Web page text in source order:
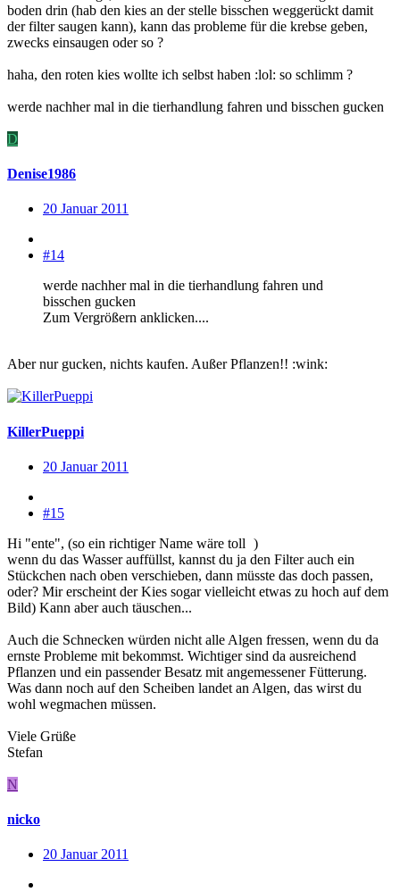
boden drin (hab den kies an der stelle bisschen weggerückt damit
der filter saugen kann), kann das probleme für die krebse geben,
zwecks einsaugen oder so ?
haha, den roten kies wollte ich selbst haben :lol: so schlimm ?
werde nachher mal in die tierhandlung fahren und bisschen gucken
D
Denise1986
20 Januar 2011
#14
werde nachher mal in die tierhandlung fahren und
bisschen gucken
Zum Vergrößern anklicken....
Aber nur gucken, nichts kaufen. Außer Pflanzen!! :wink:
KillerPueppi
20 Januar 2011
#15
Hi "ente", (so ein richtiger Name wäre toll )
wenn du das Wasser auffüllst, kannst du ja den Filter auch ein
Stückchen nach oben verschieben, dann müsste das doch passen,
oder? Mir erscheint der Kies sogar vielleicht etwas zu hoch auf dem
Bild) Kann aber auch täuschen...
Auch die Schnecken würden nicht alle Algen fressen, wenn du da
ernste Probleme mit bekommst. Wichtiger sind da ausreichend
Pflanzen und ein passender Besatz mit angemessener Fütterung.
Was dann noch auf den Scheiben landet an Algen, das wirst du
wohl wegmachen müssen.
Viele Grüße
Stefan
N
nicko
20 Januar 2011